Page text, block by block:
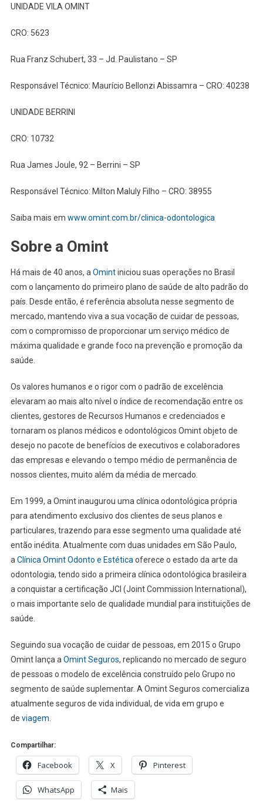
UNIDADE VILA OMINT
CRO: 5623
Rua Franz Schubert, 33 – Jd. Paulistano – SP
Responsável Técnico: Maurício Bellonzi Abissamra – CRO: 40238
UNIDADE BERRINI
CRO: 10732
Rua James Joule, 92 – Berrini – SP
Responsável Técnico: Milton Maluly Filho – CRO: 38955
Saiba mais em www.omint.com.br/clinica-odontologica
Sobre a Omint
Há mais de 40 anos, a Omintiniciou suas operações no Brasil
com o lançamento do primeiro plano de saúde de alto padrão do
país. Desde então, é referência absoluta nesse segmento de
mercado, mantendo viva a sua vocação de cuidar de pessoas,
com o compromisso de proporcionar um serviço médico de
máxima qualidade e grande foco na prevenção e promoção da
saúde.
Os valores humanos e o rigor com o padrão de excelência
elevaram ao mais alto nível o índice de recomendação entre os
clientes, gestores de Recursos Humanos e credenciados e
tornaram os planos médicos e odontológicos Omint objeto de
desejo no pacote de benefícios de executivos e colaboradores
das empresas e elevando o tempo médio de permanência de
nossos clientes, muito além da média de mercado.
Em 1999, a Omint inaugurou uma clínica odontológica própria
para atendimento exclusivo dos clientes de seus planos e
particulares, trazendo para esse segmento uma qualidade até
então inédita. Atualmente com duas unidades em São Paulo,
a Clínica Omint Odonto e Estética oferece o estado da arte da
odontologia, tendo sido a primeira clínica odontológica brasileira
a conquistar a certificação JCI (Joint Commission International),
o mais importante selo de qualidade mundial para instituições de
saúde.
Seguindo sua vocação de cuidar de pessoas, em 2015 o Grupo
Omint lança a Omint Seguros, replicando no mercado de seguro
de pessoas o modelo de excelência construído pelo Grupo no
segmento de saúde suplementar. A Omint Seguros comercializa
atualmente seguros de vida individual, de vida em grupo e
de viagem
Compartilhar:
Facebook X Pinterest
WhatsApp Mais